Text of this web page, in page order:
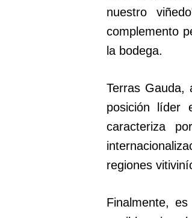
nuestro
complemento
la bodega.
Terras Gauda,
posición líder
caracteriza
regiones
Finalmente,